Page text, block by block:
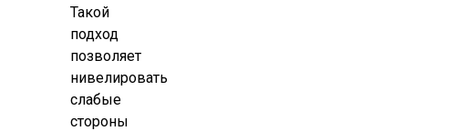
Такой
подход
позволяет
нивелировать
слабые
стороны